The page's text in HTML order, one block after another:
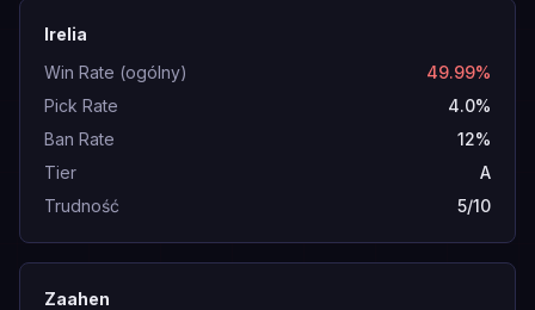
Irelia
Win Rate (ogólny)
49.99%
Pick Rate
4.0%
Ban Rate
12%
Tier
A
Trudność
5/10
Zaahen